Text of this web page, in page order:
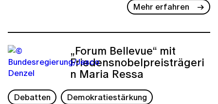
Mehr erfahren
„Forum Bellevue“ mit
Friedensnobelpreisträgeri
n Maria Ressa
Debatten
Demokratiestärkung